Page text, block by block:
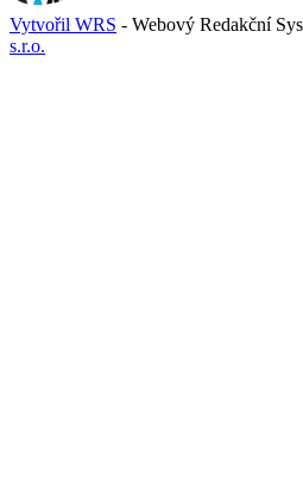
Vytvořil WRS - Webový Redakční
s.r.o.